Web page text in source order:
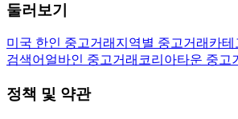
둘러보기
미국 한인 중고거래 지역별 중고거래 카테
검색어 얼바인 중고거래 코리아타운 중고
정책 및 약관